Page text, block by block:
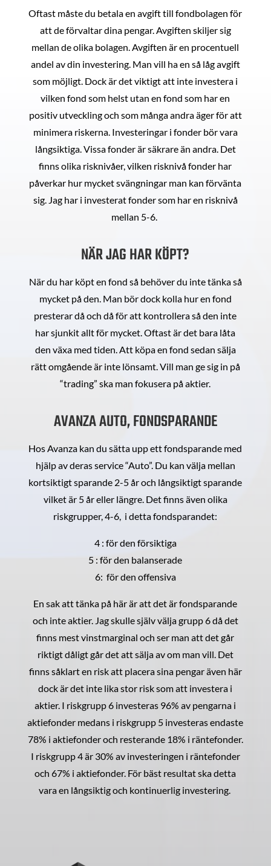
Oftast måste du betala en avgift till fondbolagen för
att de förvaltar dina pengar. Avgiften skiljer sig
mellan de olika bolagen. Avgiften är en procentuell
andel av din investering. Man vill ha en så låg avgift
som möjligt. Dock är det viktigt att inte investera i
vilken fond som helst utan en fond som har en
positiv utveckling och som många andra äger för att
minimera riskerna. Investeringar i fonder bör vara
långsiktiga. Vissa fonder är säkrare än andra. Det
finns olika risknivåer, vilken risknivå fonder har
påverkar hur mycket svängningar man kan förvänta
sig. Jag har i investerat fonder som har en risknivå
mellan 5-6.
NÄR JAG HAR KÖPT?
När du har köpt en fond så behöver du inte tänka så
mycket på den. Man bör dock kolla hur en fond
presterar då och då för att kontrollera så den inte
har sjunkit allt för mycket. Oftast är det bara låta
den växa med tiden. Att köpa en fond sedan sälja
rätt omgående är inte lönsamt. Vill man ge sig in på
“trading” ska man fokusera på aktier.
AVANZA AUTO, FONDSPARANDE
Hos Avanza kan du sätta upp ett fondsparande med
hjälp av deras service “Auto”. Du kan välja mellan
kortsiktigt sparande 2-5 år och långsiktigt sparande
vilket är 5 år eller längre. Det finns även olika
riskgrupper, 4-6, i detta fondsparandet:
4 : för den försiktiga
5 : för den balanserade
6: för den offensiva
En sak att tänka på här är att det är fondsparande
och inte aktier. Jag skulle själv välja grupp 6 då det
finns mest vinstmarginal och ser man att det går
riktigt dåligt går det att sälja av om man vill. Det
finns såklart en risk att placera sina pengar även här
dock är det inte lika stor risk som att investera i
aktier. I riskgrupp 6 investeras 96% av pengarna i
aktiefonder medans i riskgrupp 5 investeras endaste
78% i aktiefonder och resterande 18% i räntefonder.
I riskgrupp 4 är 30% av investeringen i räntefonder
och 67% i aktiefonder. För bäst resultat ska detta
vara en långsiktig och kontinuerlig investering.